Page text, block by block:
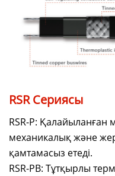
RSR Сериясы
RSR-P:
механикалық және
қамтамасыз етеді.
RSR-PB: Тұтқырлы